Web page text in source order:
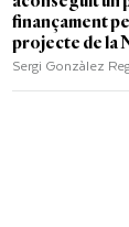
finançament
projecte de la
Sergi Gonzàlez